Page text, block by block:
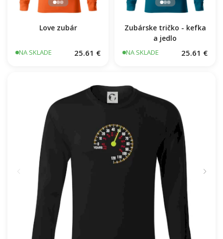
Love zubár
NA SKLADE 25.61 €
Zubárske tričko - kefka
a jedlo
NA SKLADE 25.61 €